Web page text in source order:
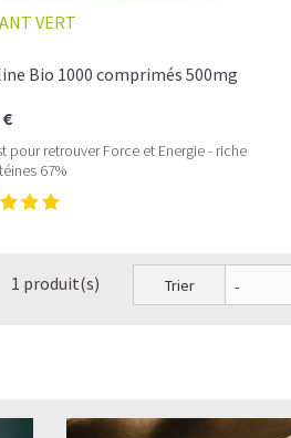
VERT
Bio 1000 comprimés 500mg
pour retrouver Force et Energie - riche
67%
1 produit(s) Trier